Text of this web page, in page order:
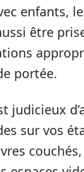
enfants,
être
portée.
judicieux
sur vos